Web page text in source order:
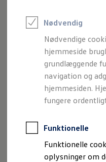
Eksklusive minder:
pressekonferencer
Wacken varer fra d. 29. juli til
Slesvig-
Du skal være
Du skal have takket ja til at
Vi udvælger en vilkårlig
Nødvendig
Nødvendige
hjemmeside
grundlæggende
navigation og
hjemmesiden.
fungere
Funktionelle
Funktionelle
oplysninger om